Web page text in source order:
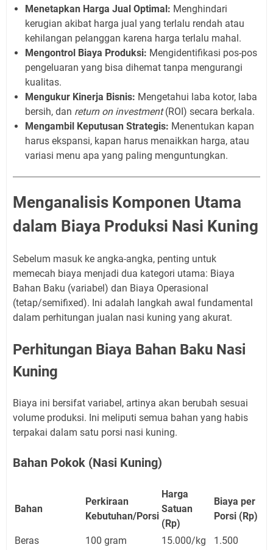
Menetapkan Harga Jual Optimal: Menghindari
kerugian akibat harga jual yang terlalu rendah atau
kehilangan pelanggan karena harga terlalu mahal.
Mengontrol Biaya Produksi: Mengidentifikasi pos-pos
pengeluaran yang bisa dihemat tanpa mengurangi
kualitas.
Mengukur Kinerja Bisnis: Mengetahui laba kotor, laba
bersih, dan return on investment(ROI) secara berkala.
Mengambil Keputusan Strategis: Menentukan kapan
harus ekspansi, kapan harus menaikkan harga, atau
variasi menu apa yang paling menguntungkan.
Menganalisis Komponen Utama
dalam Biaya Produksi Nasi Kuning
Sebelum masuk ke angka-angka, penting untuk
memecah biaya menjadi dua kategori utama: Biaya
Bahan Baku (variabel) dan Biaya Operasional
(tetap/semifixed). Ini adalah langkah awal fundamental
dalam perhitungan jualan nasi kuning yang akurat.
Perhitungan Biaya Bahan Baku Nasi
Kuning
Biaya ini bersifat variabel, artinya akan berubah sesuai
volume produksi. Ini meliputi semua bahan yang habis
terpakai dalam satu porsi nasi kuning.
Bahan Pokok (Nasi Kuning)
Bahan
Perkiraan
Kebutuhan/Porsi
Harga
Satuan
(Rp)
Biaya per
Porsi (Rp)
Beras 100 gram 15.000/kg 1.500